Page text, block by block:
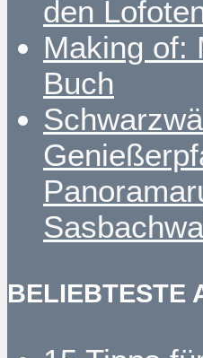
den
Making of:
Buch
BELIEBTESTE